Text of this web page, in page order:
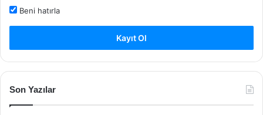
Beni hatırla
Kayıt Ol
Son Yazılar